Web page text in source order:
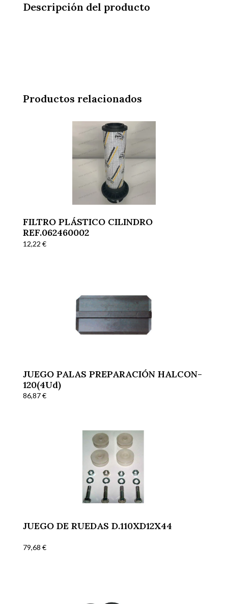
Descripción del producto
Productos relacionados
FILTRO PLÁSTICO CILINDRO
REF.062460002
12,22 €
JUEGO PALAS PREPARACIÓN HALCON-
120(4Ud)
86,87€
JUEGO DE RUEDAS D.110XD12X44
79,68 €